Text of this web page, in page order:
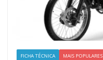
FICHA TÉCNICA MAIS POPULARES